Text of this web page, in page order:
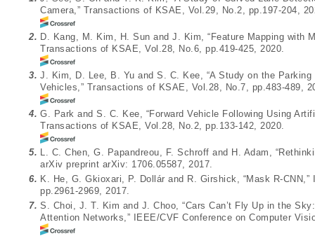
Camera,” Transactions of KSAE, Vol.29, No.2, pp.197-204,
2. D. Kang, M. Kim, H. Sun and J. Kim, “Feature Mapping with
Transactions of KSAE, Vol.28, No.6, pp.419-425, 2020.
3. J. Kim, D. Lee, B. Yu and S. C. Kee, “A Study on the
Vehicles,” Transactions of KSAE, Vol.28, No.7, pp.483-489,
4. G. Park and S. C. Kee, “Forward Vehicle Following Using
Transactions of KSAE, Vol.28, No.2, pp.133-142, 2020.
5. L. C. Chen, G. Papandreou, F. Schroff and H. Adam,
arXiv preprint arXiv: 1706.05587, 2017.
6. K. He, G. Gkioxari, P. Dollár and R. Girshick, “Mask R-
pp.2961-2969, 2017.
7. S. Choi, J. T. Kim and J. Choo, “Cars Can’t Fly Up in the
Attention Networks,” IEEE/CVF Conference on Computer